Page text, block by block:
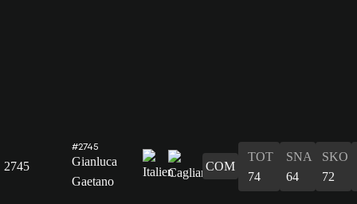
2745
#2745
Gianluca
Gaetano
COM
TOT
74
SNA
64
SKO
72